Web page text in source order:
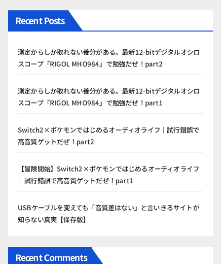
Recent Posts
測定からしか取れない養分がある。最新12-bitデジタルオシロ
スコープ「RIGOL MHO984」で勉強だぜ！part2
測定からしか取れない養分がある。最新12-bitデジタルオシロ
スコープ「RIGOL MHO984」で勉強だぜ！part1
Switch2×ポケモンではじめるオーディオライフ｜試行錯誤で
高音質ゲットだぜ！part2
【冒険開始】Switch2×ポケモンではじめるオーディオライフ
｜試行錯誤で高音質ゲットだぜ！part1
USBケーブルを変えても「音質差はない」と言いきるサイトが
知らない真実【保存版】
Recent Comments